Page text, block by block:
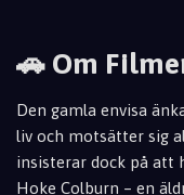
🚗 Om
Den gamla envisa
liv och motsätter sig
insisterar dock på att
Hoke Colburn – en